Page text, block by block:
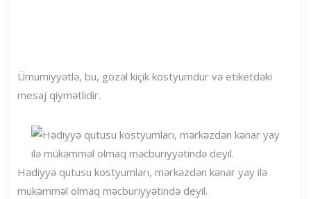
Ümumiyyətlə, bu, gözəl kiçik kostyumdur və etiketdəki
mesaj qiymətlidir.
Hədiyyə qutusu kostyumları, mərkəzdən kənar yay ilə
mükəmməl olmaq məcburiyyətində deyil.